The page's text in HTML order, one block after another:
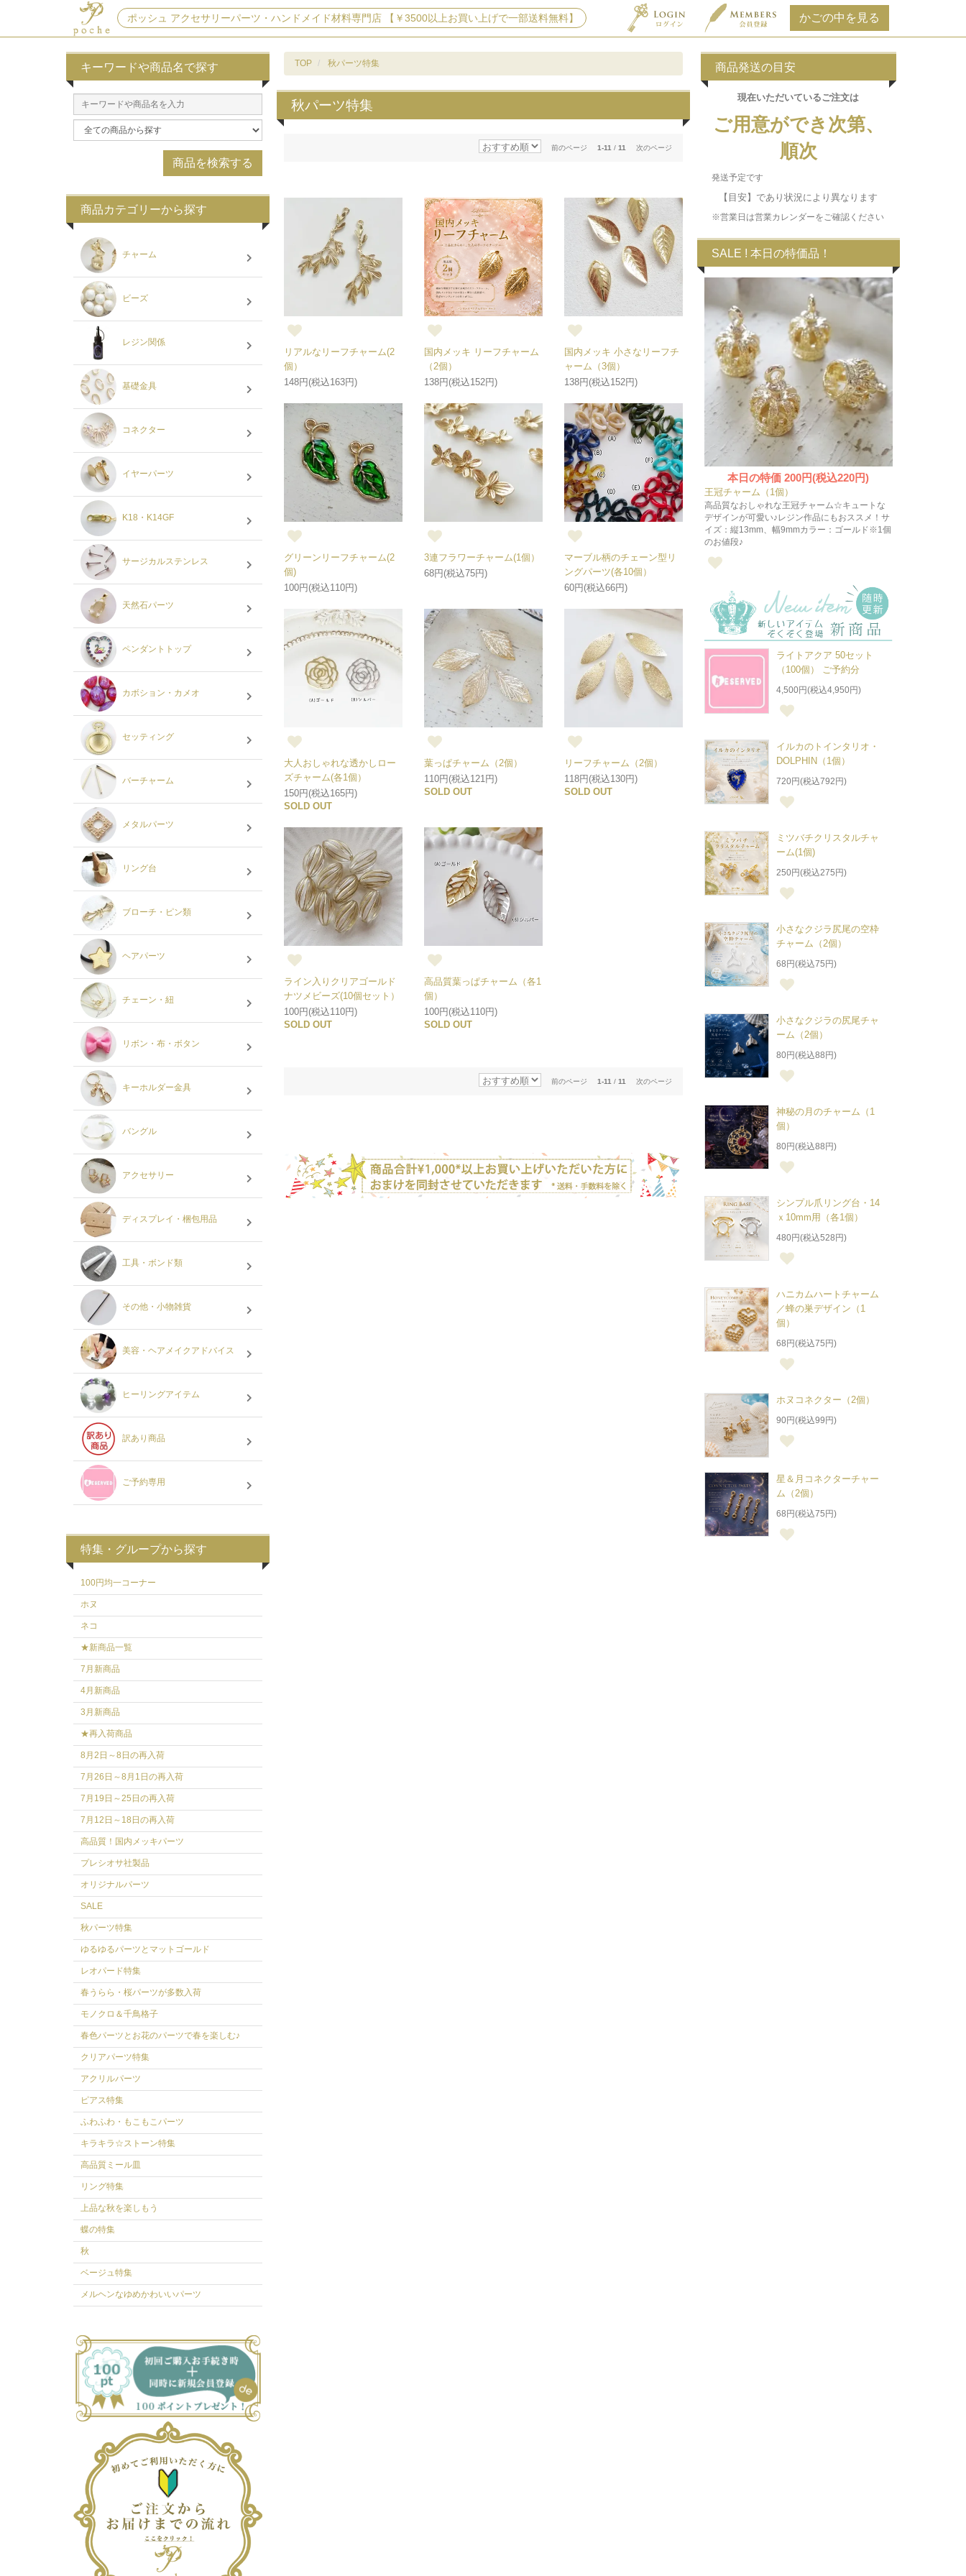
ポッシュ アクセサリーパーツ・ハンドメイド材料専門店 【￥3500以上お買い上げで一部送料無料】
TOP 秋パーツ特集
秋パーツ特集
前のページ 1-11 / 11 次のページ
リアルなリーフチャーム(2
個）
148円(税込163円)
国内メッキ リーフチャーム
（2個）
138円(税込152円)
国内メッキ 小さなリーフチ
ャーム（3個）
138円(税込152円)
グリーンリーフチャーム(2
個)
100円(税込110円)
3連フラワーチャーム(1個）
68円(税込75円)
マーブル柄のチェーン型リ
ングパーツ(各10個）
60円(税込66円)
大人おしゃれな透かしロー
ズチャーム(各1個）
150円(税込165円)
SOLD OUT
葉っぱチャーム（2個）
110円(税込121円)
SOLD OUT
リーフチャーム（2個）
118円(税込130円)
SOLD OUT
ライン入りクリアゴールド
ナツメビーズ(10個セット）
100円(税込110円)
SOLD OUT
高品質葉っぱチャーム（各1
個）
100円(税込110円)
SOLD OUT
前のページ 1-11 / 11 次のページ
キーワードや商品名で探す
商品カテゴリーから探す
チャーム
ビーズ
レジン関係
基礎金具
コネクター
イヤーパーツ
K18・K14GF
サージカルステンレス
天然石パーツ
ペンダントトップ
カボション・カメオ
セッティング
バーチャーム
メタルパーツ
リング台
ブローチ・ピン類
ヘアパーツ
チェーン・紐
リボン・布・ボタン
キーホルダー金具
バングル
アクセサリー
ディスプレイ・梱包用品
工具・ボンド類
その他・小物雑貨
美容・ヘアメイクアドバイス
ヒーリングアイテム
訳あり商品
ご予約専用
特集・グループから探す
100円均一コーナー
ホヌ
ネコ
★新商品一覧
7月新商品
4月新商品
3月新商品
★再入荷商品
8月2日～8日の再入荷
7月26日～8月1日の再入荷
7月19日～25日の再入荷
7月12日～18日の再入荷
高品質！国内メッキパーツ
プレシオサ社製品
オリジナルパーツ
SALE
秋パーツ特集
ゆるゆるパーツとマットゴールド
レオパード特集
春うらら・桜パーツが多数入荷
モノクロ＆千鳥格子
春色パーツとお花のパーツで春を楽しむ♪
クリアパーツ特集
アクリルパーツ
ピアス特集
ふわふわ・もこもこパーツ
キラキラ☆ストーン特集
高品質ミール皿
リング特集
上品な秋を楽しもう
蝶の特集
秋
ベージュ特集
メルヘンなゆめかわいいパーツ
商品発送の目安
現在いただいているご注文は
ご用意ができ次第、
順次
発送予定です
【目安】であり状況により異なります
※営業日は営業カレンダーをご確認ください
SALE ! 本日の特価品！
本日の特価200円(税込220円)
王冠チャーム（1個）
高品質なおしゃれな王冠チャーム☆キュートな
デザインが可愛い♪レジン作品にもおススメ！サ
イズ：縦13mm、幅9mmカラー：ゴールド※1個
のお値段♪
ライトアクア 50セット
（100個） ご予約分
4,500円(税込4,950円)
イルカのトインタリオ・
DOLPHIN（1個）
720円(税込792円)
ミツバチクリスタルチャ
ーム(1個)
250円(税込275円)
小さなクジラ尻尾の空枠
チャーム（2個）
68円(税込75円)
小さなクジラの尻尾チャ
ーム（2個）
80円(税込88円)
神秘の月のチャーム（1
個）
80円(税込88円)
シンプル爪リング台・14
ｘ10mm用（各1個）
480円(税込528円)
ハニカムハートチャーム
／蜂の巣デザイン（1
個）
68円(税込75円)
ホヌコネクター（2個）
90円(税込99円)
星＆月コネクターチャー
ム（2個）
68円(税込75円)